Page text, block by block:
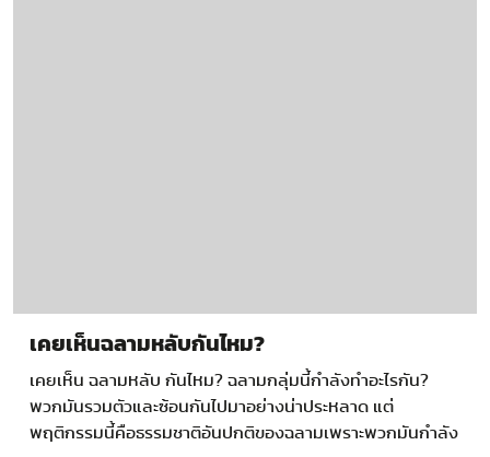
เคยเห็นฉลามหลับกันไหม?
เคยเห็น ฉลามหลับ กันไหม? ฉลามกลุ่มนี้กำลังทำอะไรกัน?
พวกมันรวมตัวและซ้อนกันไปมาอย่างน่าประหลาด แต่
พฤติกรรมนี้คือธรรมชาติอันปกติของฉลามเพราะพวกมันกำลัง